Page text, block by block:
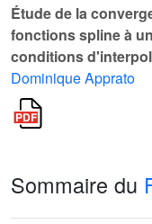
Étude de la
fonctions spline à
conditions
Dominique Apprato
Sommaire du